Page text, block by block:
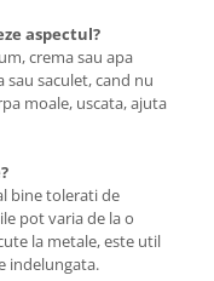
aspectul?
crema sau apa
saculet, cand nu
moale, uscata, ajuta
bine tolerati de
pot varia de la o
la metale, este util
indelungata.